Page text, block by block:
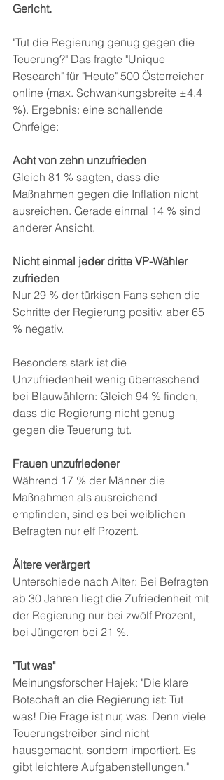
Gericht.
"Tut die Regierung genug gegen die
Teuerung?" Das fragte "Unique
Research" für "Heute" 500 Österreicher
online (max. Schwankungsbreite ±4,4
%). Ergebnis: eine schallende
Ohrfeige:
Acht von zehn unzufrieden
Gleich 81 % sagten, dass die
Maßnahmen gegen die Inflation nicht
ausreichen. Gerade einmal 14 % sind
anderer Ansicht.
Nicht einmal jeder dritte VP-Wähler
zufrieden
Nur 29 % der türkisen Fans sehen die
Schritte der Regierung positiv, aber 65
% negativ.
Besonders stark ist die
Unzufriedenheit wenig überraschend
bei Blauwählern: Gleich 94 % finden,
dass die Regierung nicht genug
gegen die Teuerung tut.
Frauen unzufriedener
Während 17 % der Männer die
Maßnahmen als ausreichend
empfinden, sind es bei weiblichen
Befragten nur elf Prozent.
Ältere verärgert
Unterschiede nach Alter: Bei Befragten
ab 30 Jahren liegt die Zufriedenheit mit
der Regierung nur bei zwölf Prozent,
bei Jüngeren bei 21 %.
"Tut was"
Meinungsforscher Hajek: "Die klare
Botschaft an die Regierung ist: Tut
was! Die Frage ist nur, was. Denn viele
Teuerungstreiber sind nicht
hausgemacht, sondern importiert. Es
gibt leichtere Aufgabenstellungen."